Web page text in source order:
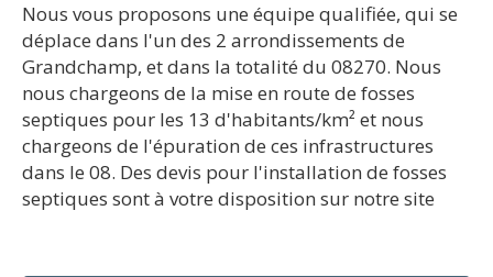
Nous vous proposons une équipe qualifiée, qui se
déplace dans l'un des 2 arrondissements de
Grandchamp, et dans la totalité du 08270. Nous
nous chargeons de la mise en route de fosses
septiques pour les 13 d'habitants/km² et nous
chargeons de l'épuration de ces infrastructures
dans le 08. Des devis pour l'installation de fosses
septiques sont à votre disposition sur notre site